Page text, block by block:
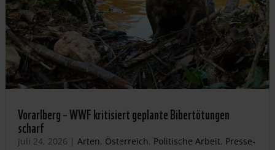
Vorarlberg – WWF kritisiert geplante Bibertötungen
scharf
Juli 24, 2026 | Arten, Österreich, Politische Arbeit, Presse-